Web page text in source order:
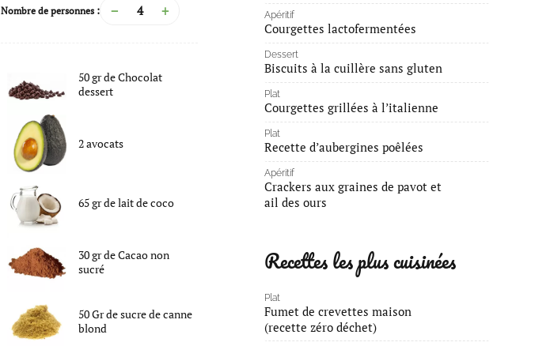
Nombre de personnes : − +
50grdeChocolat
dessert
2avocats
65grdelait de coco
30grdeCacao non
sucré
50Grdesucre de canne
blond
Apéritif
Courgettes lactofermentées
Dessert
Biscuits à la cuillère sans gluten
Plat
Courgettes grillées à l’italienne
Plat
Recette d’aubergines poêlées
Apéritif
Crackers aux graines de pavot et
ail des ours
Recettes les plus cuisinées
Plat
Fumet de crevettes maison
(recette zéro déchet)